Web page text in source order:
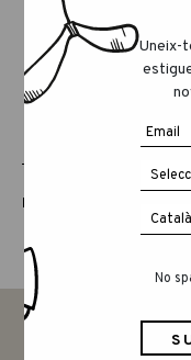
LUCKY LUCKY
Uneix-
No